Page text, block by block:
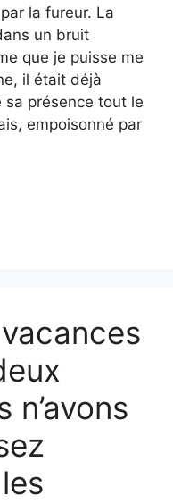
la fureur. La
un bruit
que je puisse me
il était déjà
présence tout le
empoisonné par
n’avons